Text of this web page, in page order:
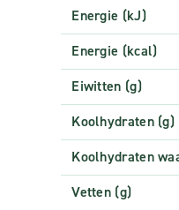
Energie (kJ)
Energie (kcal)
Eiwitten (g)
Koolhydraten (g)
Koolhydraten
Vetten (g)